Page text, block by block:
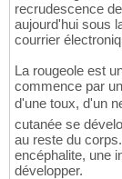
recrudescence
aujourd'hui sous
courrier
La rougeole est
commence par
d'une toux, d'un
cutanée se
au reste du
encéphalite, une
développer.